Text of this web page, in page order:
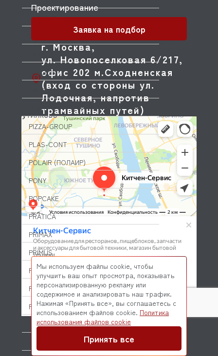
PACOJET
PANERO
PASQUINI
PAVONI
PIRON
PIZZA-GROUP
PLAS-CONT
POLAIR (ПОЛАИР)
PONY
POPCAKE
PRATICA
PRIMAX
PRIMUS
PRISMAFOOD
PROBAR
PRODIGY
PROFESSIONAL SPARES
г. Москва,
ул. Новопоселковая 6/217,
офис 202 м.Сходненская
(вход со стороны ул.
Лодочная, напротив
трамвайных путей)
Проектирование
Заявка на подбор
© 2026 Kitchen-Service.com Интернет-магазин запчастей
и оборудования профессиональной кухни
Мы используем файлы cookie, чтобы
улучшить ваш опыт просмотра, показывать
персонализированную рекламу или
содержимое и анализировать наш трафик.
Нажимая «Принять все», вы соглашаетесь с
использованием файлов cookie. Политика
использования файлов cookie
Принять все